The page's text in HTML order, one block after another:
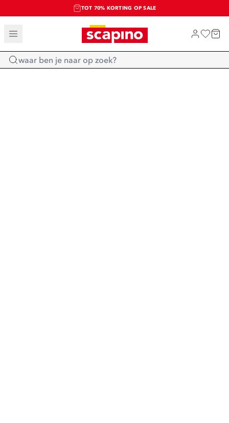
TOT 70% KORTING OP SALE
SALE: LAATSTE KANS!
SHOP NIEUW
Home